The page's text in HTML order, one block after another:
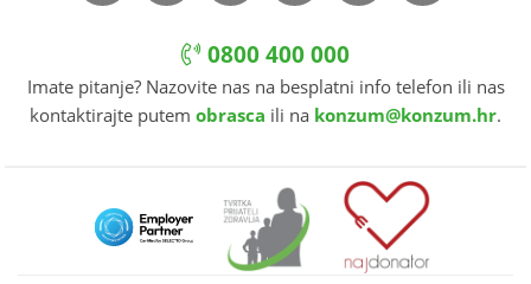
0800 400 000
Imate pitanje? Nazovite nas na besplatni info telefon ili nas
kontaktirajte putem obrasca ili na konzum@konzum.hr.